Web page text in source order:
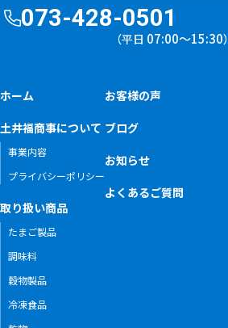
073-428-0501
（平日 07:00〜15:30）
ホーム
土井福商事について
事業内容
プライバシーポリシー
取り扱い商品
たまご製品
調味料
穀物製品
冷凍食品
お客様の声
ブログ
お知らせ
よくあるご質問